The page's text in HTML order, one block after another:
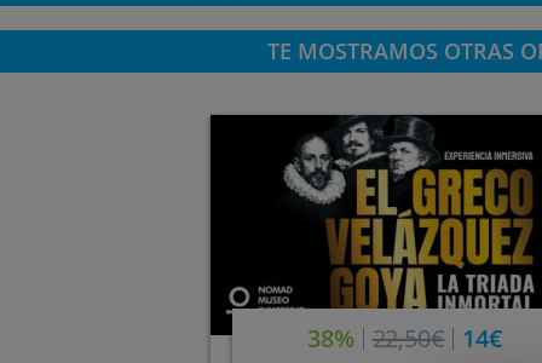
TE MOSTRAMOS OTRAS
38% 22,50€ 14€